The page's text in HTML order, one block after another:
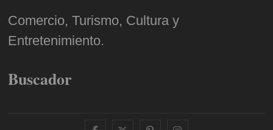
Comercio, Turismo, Cultura y
Entretenimiento.
Buscador